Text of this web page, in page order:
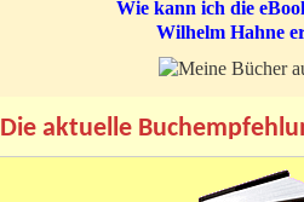
Wie kann ich die
Wilhelm Hahne
Die aktuelle